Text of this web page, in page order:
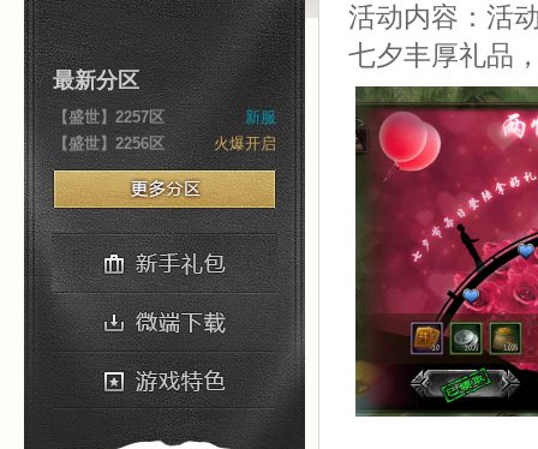
最新分区
新服
【盛世】2257区
火爆开启
【盛世】2256区
活动内容：活
七夕丰厚礼品